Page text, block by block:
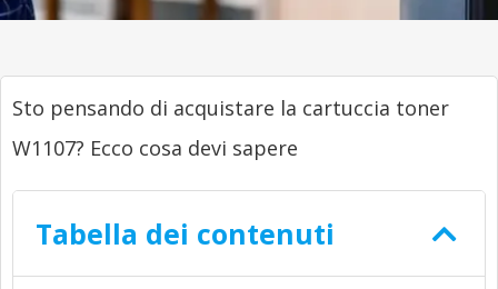
Sto pensando di acquistare la cartuccia toner
W1107? Ecco cosa devi sapere
Tabella dei contenuti